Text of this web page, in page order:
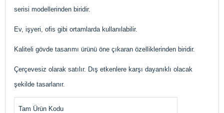
serisi modellerinden biridir.
Ev, işyeri, ofis gibi ortamlarda kullanılabilir.
Kaliteli gövde tasarımı ürünü öne çıkaran özelliklerinden biridir.
Çerçevesiz olarak satılır. Dış etkenlere karşı dayanıklı olacak
şekilde tasarlanır.
Tam Ürün Kodu